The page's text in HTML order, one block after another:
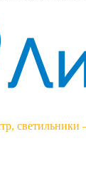
светильники